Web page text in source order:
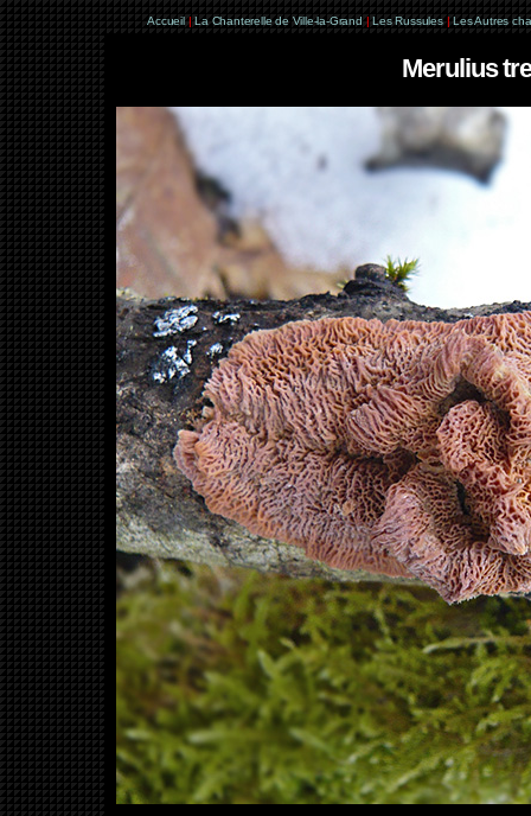
Accueil | La Chanterelle de Ville-la-Grand | Les Russules | Les Autres
Merulius